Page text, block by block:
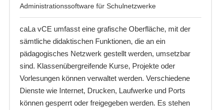
Administrationssoftware für Schulnetzwerke
caLa vCE umfasst eine grafische Oberfläche, mit der
sämtliche didaktischen Funktionen, die an ein
pädagogisches Netzwerk gestellt werden, umsetzbar
sind. Klassenübergreifende Kurse, Projekte oder
Vorlesungen können verwaltet werden. Verschiedene
Dienste wie Internet, Drucken, Laufwerke und Ports
können gesperrt oder freigegeben werden. Es stehen